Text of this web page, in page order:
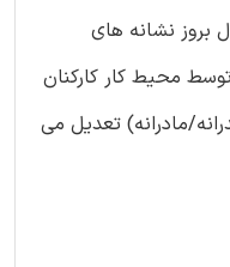
از کووید 19، احتمال بروز نشانه های
محیط کار کارکنان
مادرانه) تعدیل می